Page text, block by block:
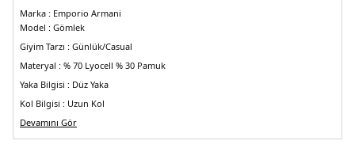
Marka : Emporio Armani
Model : Gömlek
Giyim Tarzı : Günlük/Casual
Materyal : % 70 Lyocell % 30 Pamuk
Yaka Bilgisi : Düz Yaka
Kol Bilgisi : Uzun Kol
Manken Ölçüsü :
Basen : 101 cm / Beden : M
Devamını Gör